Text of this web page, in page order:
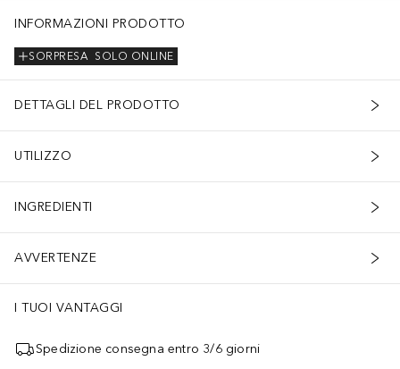
INFORMAZIONI PRODOTTO
SOLO ONLINE
SORPRESA
DETTAGLI DEL PRODOTTO
UTILIZZO
INGREDIENTI
AVVERTENZE
I TUOI VANTAGGI
Spedizione consegna entro 3/6 giorni